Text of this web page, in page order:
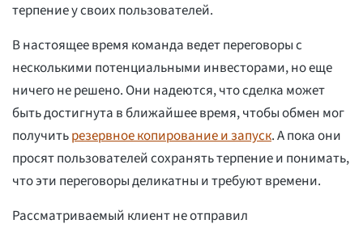
терпение у своих пользователей.
В настоящее время команда ведет переговоры с
несколькими потенциальными инвесторами, но еще
ничего не решено. Они надеются, что сделка может
быть достигнута в ближайшее время, чтобы обмен мог
получитьрезервное копирование и запуск. А пока они
просят пользователей сохранять терпение и понимать,
что эти переговоры деликатны и требуют времени.
Рассматриваемый клиент не отправил